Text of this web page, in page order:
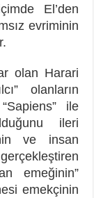
El’den
evriminin
olan Harari
olanların
ile
ileri
ve insan
emeğinin”
emekçinin